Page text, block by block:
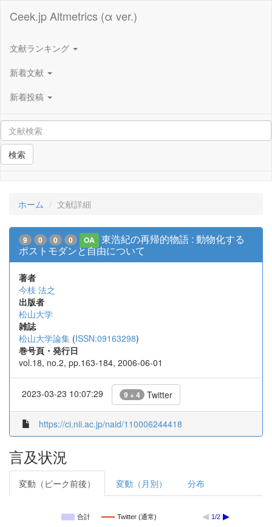
Ceek.jp Altmetrics (α ver.)
文献ランキング
新着文献
新着投稿
検索
ホーム 文献詳細
9 0 0 0 OA
東浩紀の再帰的物語 : 動物化する
ポストモダンと自由について
著者
今枝 法之
出版者
松山大学
雑誌
松山大学論集 (ISSN:09163298)
巻号頁・発行日
vol.18, no.2, pp.163-184, 2006-06-01
2023-03-23 10:07:29 9 + 4 Twitter
https://ci.nii.ac.jp/naid/110006244418
言及状況
変動（ピーク前後） 変動（月別） 分布
合計 Twitter (通常) 1/2